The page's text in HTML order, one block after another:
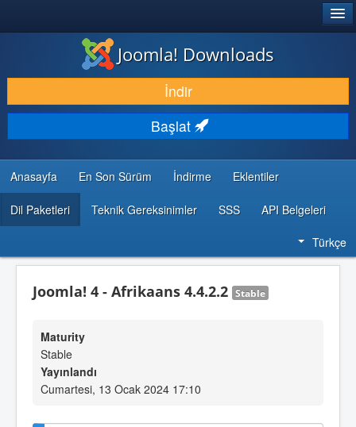
İNDIR & GENIŞLET
KEŞFET & ÖĞREN
TOPLULUK & DESTEK
GELIŞTIRICI KAYNAKLARI
Joomla! Downloads
İndir
Başlat
Anasayfa En Son Sürüm İndirme Eklentiler
Dil Paketleri Teknik Gereksinimler SSS API Belgeleri
Türkçe
Joomla! 4 - Afrikaans 4.4.2.2 Stable
Maturity
Stable
Yayınlandı
Cumartesi, 13 Ocak 2024 17:10